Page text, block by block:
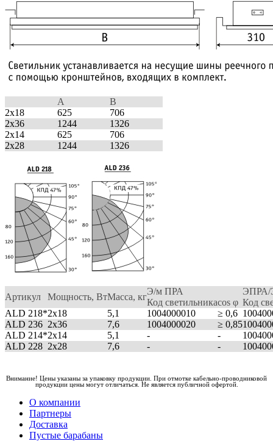
A
B
2х18
625
706
2х36
1244
1326
2x14
625
706
2x28
1244 1326
Артикул Мощность, ВтМасса, кг
Э/м ПРА
ЭПРА/
Код светильникаcos φ Код
ALD 218*2x18 5,1 1004000010 ≥ 0,6
ALD 236 2х36 7,6 1004000020 ≥ 0,85
ALD 214*2х14 5,1 - -
ALD 228 2х28 7,6 - -
Внимание! Цены указаны за упаковку продукции. При отмотке кабельно-проводниковой
продукции цены могут отличаться. Не является публичной офертой.
О компании
Партнеры
Доставка
Пустые барабаны